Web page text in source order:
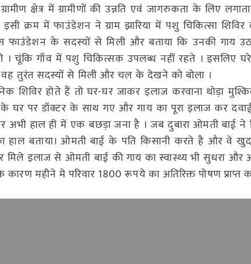
क्षेत्र में ग्रामीणों की उन्नति एवं जागरुकता के लिए
क्रम में फाउंडेशन ने ग्राम झारिया में पशु चिकित्सा शिविर
फाउंडेशन के सदस्यों से मिली और बताया कि उनकी गाय
। चूंकि गाँव में पशु चिकित्सक उपलब्ध नहीं रहते । इसलिए
वह तुरंत सदस्यों से मिली और चल के देखने को बोला ।
शिविर होते हैं तो घर-घर जाकर इलाज करवाना थोड़ा
पर डॉक्टर के साथ गए और गाय का पूरा इलाज कर
हाल ही में एक बछड़ा जना है । जब दुबारा ओमती बाई
हाल बताया। ओमती बाई के पति किसानी करते है और वे
मिले इलाज से ओमती बाई की गाय का स्वास्थ्य भी सुधरा और
महीने मे परिवार 1800 रूपये का अतिरिक्त पोषण प्राप्त